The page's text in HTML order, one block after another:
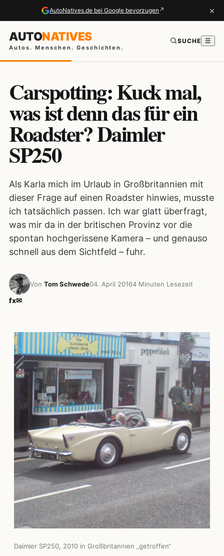
AutoNatives.de bei Google bevorzugen ↗ ×
AUTONATIVES
Autos. Menschen. Geschichten.
SUCHE ☰
Carspotting: Kuck mal,
was ist denn das für ein
Roadster? Daimler
SP250
Als Karla mich im Urlaub in Großbritannien mit
dieser Frage auf einen Roadster hinwies, musste
ich tatsächlich passen. Ich war glatt überfragt,
was mir da in der britischen Provinz vor die
spontan hochgerissene Kamera – und genauso
schnell aus dem Sichtfeld – fuhr.
Von Tom Schwede04. April 20164 Minuten Lesezeit
fx✉
Daimler SP250, 2010 in Großbritannien „getroffen“